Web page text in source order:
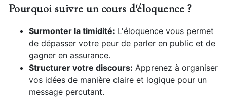
Pourquoi suivre un cours d'éloquence ?
Surmonter la timidité: L'éloquence vous permet
de dépasser votre peur de parler en public et de
gagner en assurance.
Structurer votre discours: Apprenez à organiser
vos idées de manière claire et logique pour un
message percutant.